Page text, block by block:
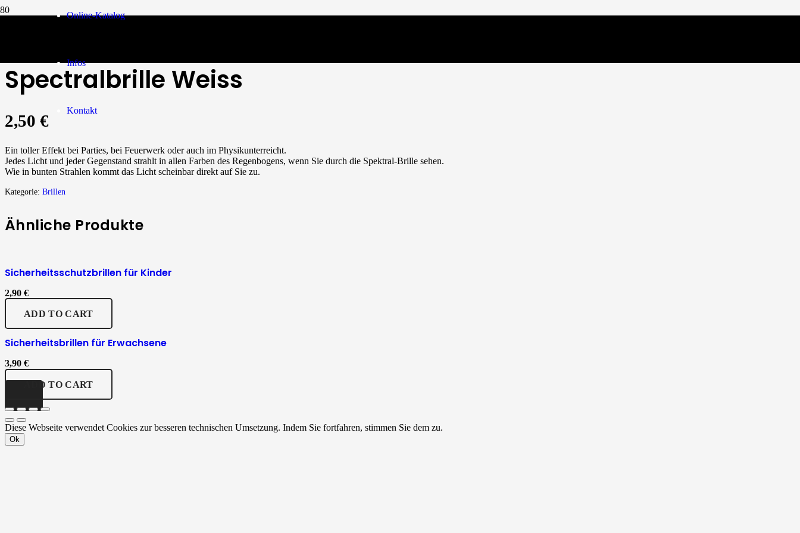
Online-Katalog
Infos
Kontakt
Spectralbrille Weiss
2,50 €
Ein toller Effekt bei Parties, bei Feuerwerk oder auch im Physikunterreicht.
Jedes Licht und jeder Gegenstand strahlt in allen Farben des Regenbogens, wenn Sie durch die Spektral-Brille sehen.
Wie in bunten Strahlen kommt das Licht scheinbar direkt auf Sie zu.
Kategorie: Brillen
Ähnliche Produkte
Sicherheitsschutzbrillen für Kinder
2,90 €
ADD TO CART
Sicherheitsbrillen für Erwachsene
3,90 €
ADD TO CART
Diese Webseite verwendet Cookies zur besseren technischen Umsetzung. Indem Sie fortfahren, stimmen Sie dem zu.
Ok